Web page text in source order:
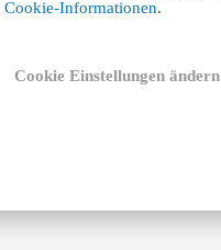
Cookie-Informationen.
Cookie Einstellungen ändern